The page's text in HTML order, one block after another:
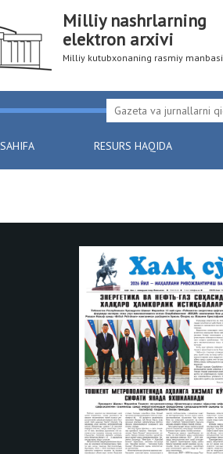
Milliy nashrlarning
elektron arxivi
Milliy kutubxonaning rasmiy manbasi
RESURS HAQIDA